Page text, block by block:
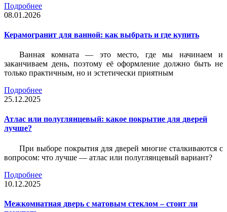
Подробнее
08.01.2026
Керамогранит для ванной: как выбрать и где купить
Ванная комната — это место, где мы начинаем и
заканчиваем день, поэтому её оформление должно быть не
только практичным, но и эстетически приятным
Подробнее
25.12.2025
Атлас или полуглянцевый: какое покрытие для дверей
лучше?
При выборе покрытия для дверей многие сталкиваются с
вопросом: что лучше — атлас или полуглянцевый вариант?
Подробнее
10.12.2025
Межкомнатная дверь с матовым стеклом – стоит ли